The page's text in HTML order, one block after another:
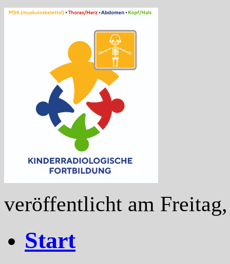
veröffentlicht am
Start